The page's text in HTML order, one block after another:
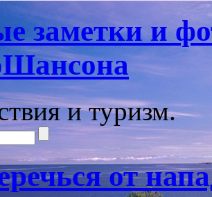
заметки и
и туризм.
от